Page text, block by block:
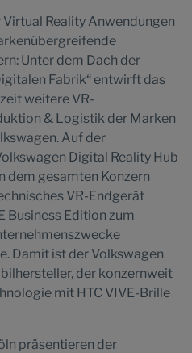
Reality Anwendungen
Unter dem Dach der
Fabrik“ entwirft das
weitere VR-
& Logistik der Marken
Auf der
Digital Reality Hub
dem gesamten Konzern
VR-Endgerät
Business Edition zum
Damit ist der Volkswagen
der konzernweit
mit HTC VIVE-Brille
präsentieren der